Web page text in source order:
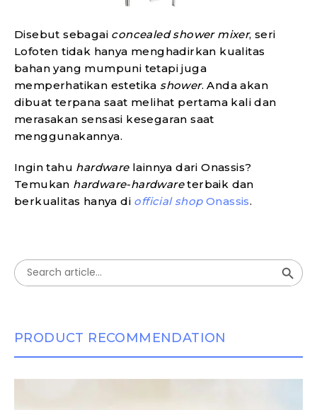
Disebut sebagai concealed shower mixer, seri
Lofoten tidak hanya menghadirkan kualitas
bahan yang mumpuni tetapi juga
memperhatikan estetika shower. Anda akan
dibuat terpana saat melihat pertama kali dan
merasakan sensasi kesegaran saat
menggunakannya.
Ingin tahu hardware lainnya dari Onassis?
Temukan hardware-hardwareterbaik dan
berkualitas hanya di official shopOnassis.
Search
for:
Search Button
PRODUCT RECOMMENDATION